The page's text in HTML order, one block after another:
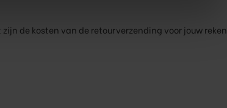
de kosten van de retourverzending voor jouw